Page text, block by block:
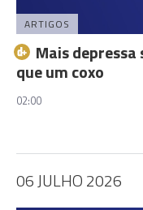
ARTIGOS
Mais
que um coxo
02:00
06 JULHO 2026